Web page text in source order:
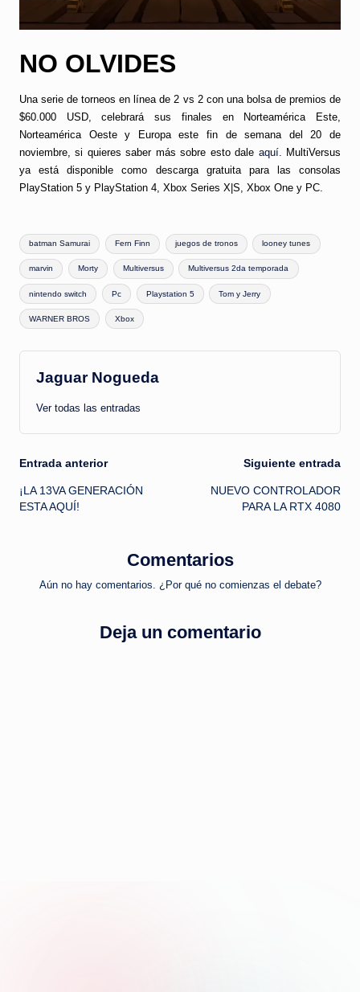
NO OLVIDES
Una serie de torneos en línea de 2 vs 2 con una bolsa de premios de
$60.000 USD, celebrará sus finales en Norteamérica Este,
Norteamérica Oeste y Europa este fin de semana del 20 de
noviembre, si quieres saber más sobre esto dale aquí. MultiVersus
ya está disponible como descarga gratuita para las consolas
PlayStation 5 y PlayStation 4, Xbox Series X|S, Xbox One y PC.
Etiquetas:
batman Samurai Fern Finn juegos de tronos looney tunes
marvin Morty Multiversus Multiversus 2da temporada
nintendo switch Pc Playstation 5 Tom y Jerry
WARNER BROS Xbox
Jaguar Nogueda
Ver todas las entradas
Navegación
de
Entrada anterior
¡LA 13VA GENERACIÓN
ESTA AQUÍ!
Siguiente entrada
NUEVO CONTROLADOR
PARA LA RTX 4080
Comentarios
Aún no hay comentarios. ¿Por qué no comienzas el debate?
Deja un comentario